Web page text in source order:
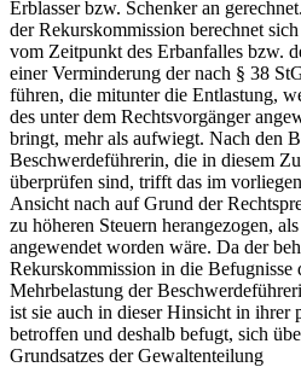
Erblasser bzw. Schenker an
der Rekurskommission berechnet
vom Zeitpunkt des Erbanfalles bzw.
einer Verminderung der nach § 38
führen, die mitunter die Entlastung,
des unter dem Rechtsvorgänger
bringt, mehr als aufwiegt. Nach den
Beschwerdeführerin, die in diesem
überprüfen sind, trifft das im
Ansicht nach auf Grund der
zu höheren Steuern herangezogen,
angewendet worden wäre. Da der
Rekurskommission in die Befugnisse
Mehrbelastung der
ist sie auch in dieser Hinsicht in ihrer
betroffen und deshalb befugt, sich
Grundsatzes der Gewaltenteilung